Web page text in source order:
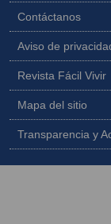
Contáctanos
Aviso de
Revista Fácil Vivir
Mapa del sitio
Transparencia y